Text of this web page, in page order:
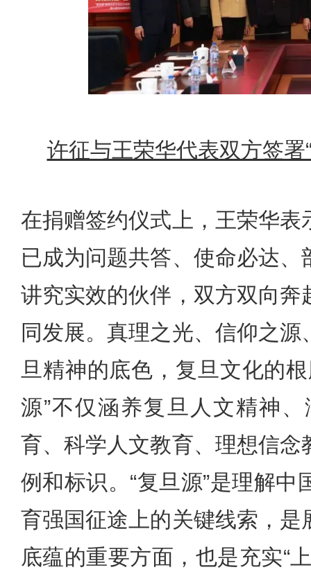
许征与王荣华代表双方签
在捐赠签约仪式上，王荣华
已成为问题共答、使命必达
讲究实效的伙伴，双方双向
同发展。真理之光、信仰之
旦精神的底色，复旦文化的
源”不仅涵养复旦人文精神
育、科学人文教育、理想信
例和标识。“复旦源”是理解
育强国征途上的关键线索，
底蕴的重要方面，也是充实“